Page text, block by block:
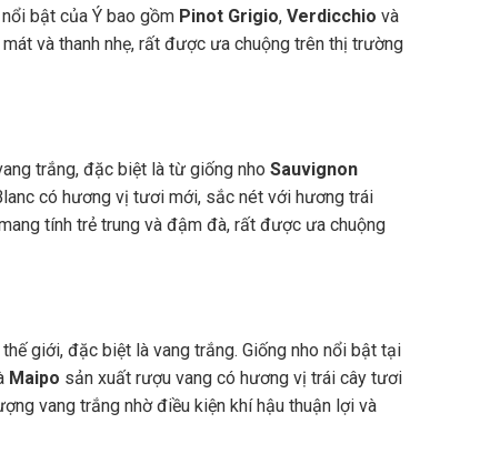
bật của Ý bao gồm Pinot Grigio, Verdicchio và
và thanh nhẹ, rất được ưa chuộng trên thị trường
trắng, đặc biệt là từ giống nho Sauvignon
có hương vị tươi mới, sắc nét với hương trái
tính trẻ trung và đậm đà, rất được ưa chuộng
giới, đặc biệt là vang trắng. Giống nho nổi bật tại
Maipo sản xuất rượu vang có hương vị trái cây tươi
vang trắng nhờ điều kiện khí hậu thuận lợi và